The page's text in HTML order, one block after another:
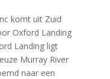
komt uit Zuid
Oxford Landing
Landing ligt
Murray River
naar een